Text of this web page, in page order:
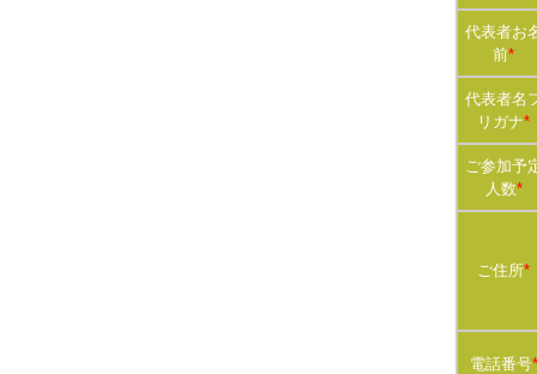
代表者お
前*
代表者名
リガナ*
ご参加予
人数*
ご住所*
電話番号*